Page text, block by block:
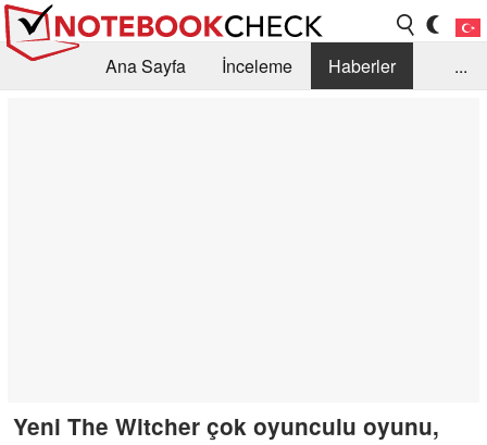
Ana Sayfa İnceleme
Haberler
...
Yeni The Witcher çok oyunculu oyunu,